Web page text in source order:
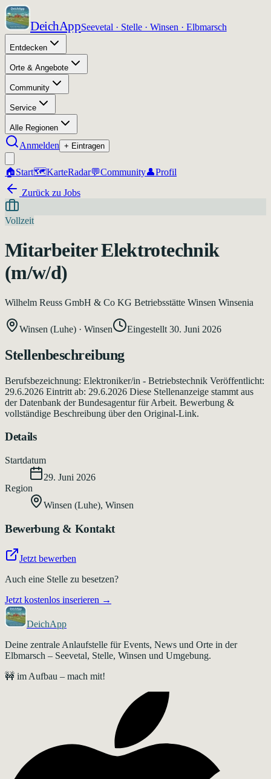
DeichAppSeevetal · Stelle · Winsen · Elbmarsch
Entdecken
Orte & Angebote
Community
Service
Alle Regionen
Anmelden + Eintragen
🏠Start🗺️KarteRadar💬Community👤Profil
Zurück zu Jobs
Vollzeit
Mitarbeiter Elektrotechnik
(m/w/d)
Wilhelm Reuss GmbH & Co KG Betriebsstätte Winsen Winsenia
Winsen (Luhe) · Winsen Eingestellt 30. Juni 2026
Stellenbeschreibung
Berufsbezeichnung: Elektroniker/in - Betriebstechnik Veröffentlicht:
29.6.2026 Eintritt ab: 29.6.2026 Diese Stellenanzeige stammt aus
der Datenbank der Bundesagentur für Arbeit. Bewerbung &
vollständige Beschreibung über den Original-Link.
Details
Startdatum
29. Juni 2026
Region
Winsen (Luhe), Winsen
Bewerbung & Kontakt
Jetzt bewerben
Auch eine Stelle zu besetzen?
Jetzt kostenlos inserieren →
DeichApp
Deine zentrale Anlaufstelle für Events, News und Orte in der
Elbmarsch – Seevetal, Stelle, Winsen und Umgebung.
🚧 im Aufbau – mach mit!